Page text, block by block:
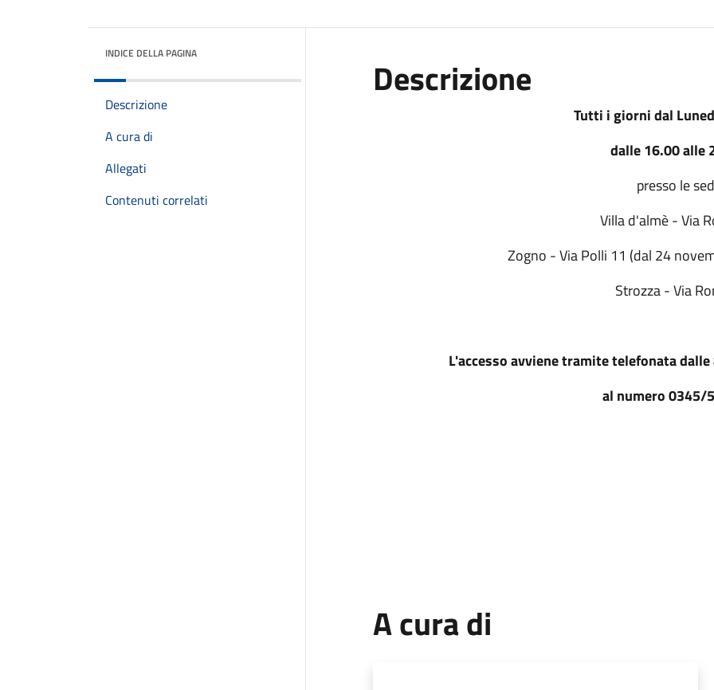
INDICE DELLA PAGINA
Descrizione
A cura di
Allegati
Contenuti correlati
Descrizione
Tutti i giorni dal
dalle 16.00 alle
presso le
Villa d'almè - Via
Zogno - Via Polli 11 (dal 24
Strozza - Via
L'accesso avviene tramite telefonata
al numero 0345/
A cura di